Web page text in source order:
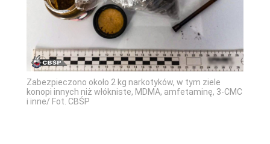
Zabezpieczono około 2 kg narkotyków, w tym ziele
konopi innych niż włókniste, MDMA, amfetaminę, 3-CMC
i inne/ Fot. CBŚP